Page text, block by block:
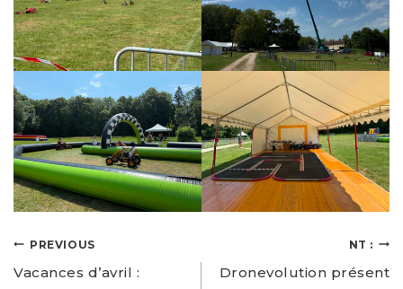
PREVIOUS
Vacances d’avril :
NT :
Dronevolution présent